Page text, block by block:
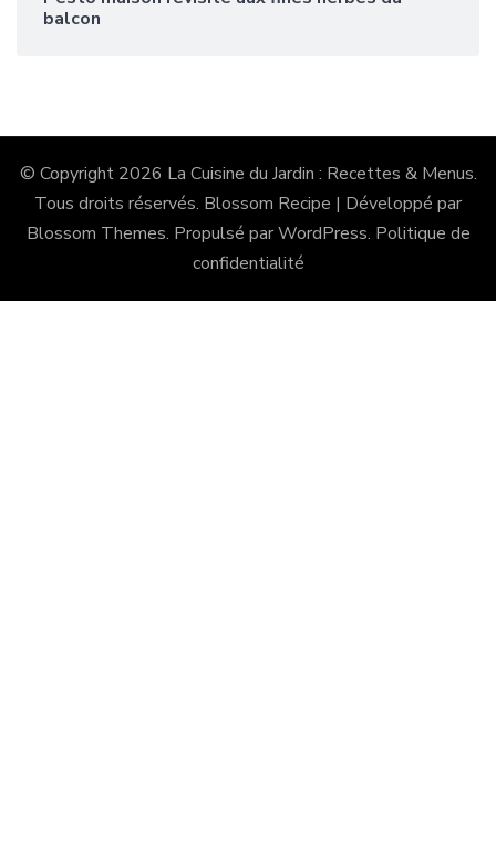
balcon
© Copyright 2026 La Cuisine du Jardin : Recettes & Menus.
Tous droits réservés. Blossom Recipe | Développé par
Blossom Themes. Propulsé parWordPress. Politique de
confidentialité